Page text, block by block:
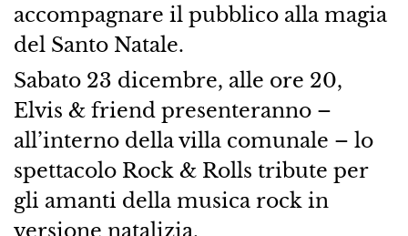
accompagnare il pubblico alla magia
del Santo Natale.
Sabato 23 dicembre, alle ore 20,
Elvis & friend presenteranno –
all’interno della villa comunale – lo
spettacolo Rock & Rolls tribute per
gli amanti della musica rock in
versione natalizia.